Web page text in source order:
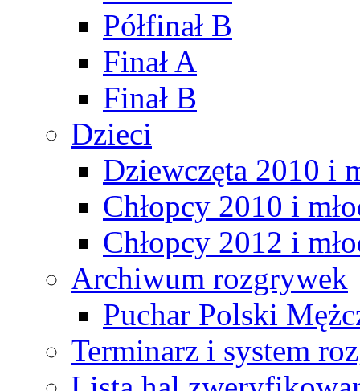
Półfinał B
Finał A
Finał B
Dzieci
Dziewczęta 2010 i
Chłopcy 2010 i
Chłopcy 2012 i
Archiwum rozgrywek
Puchar Polski
Terminarz i system